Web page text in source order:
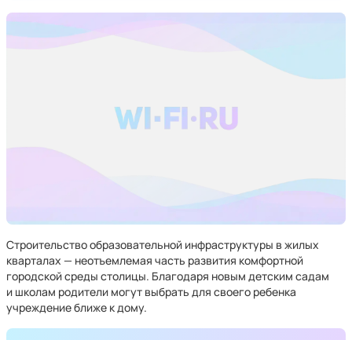
Строительство образовательной инфраструктуры в жилых
кварталах — неотъемлемая часть развития комфортной
городской среды столицы. Благодаря новым детским садам
и школам родители могут выбрать для своего ребенка
учреждение ближе к дому.